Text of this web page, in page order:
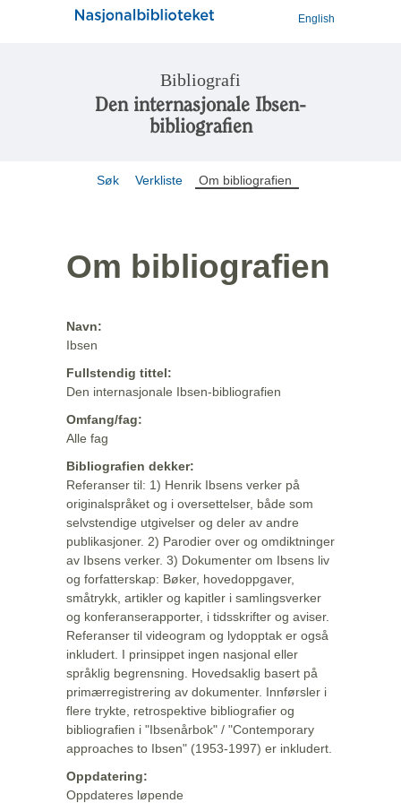
English
Bibliografi
Den internasjonale Ibsen-
bibliografien
Søk Verkliste Om bibliografien
Om bibliografien
Navn:
Ibsen
Fullstendig tittel:
Den internasjonale Ibsen-bibliografien
Omfang/fag:
Alle fag
Bibliografien dekker:
Referanser til: 1) Henrik Ibsens verker på
originalspråket og i oversettelser, både som
selvstendige utgivelser og deler av andre
publikasjoner. 2) Parodier over og omdiktninger
av Ibsens verker. 3) Dokumenter om Ibsens liv
og forfatterskap: Bøker, hovedoppgaver,
småtrykk, artikler og kapitler i samlingsverker
og konferanserapporter, i tidsskrifter og aviser.
Referanser til videogram og lydopptak er også
inkludert. I prinsippet ingen nasjonal eller
språklig begrensning. Hovedsaklig basert på
primærregistrering av dokumenter. Innførsler i
flere trykte, retrospektive bibliografier og
bibliografien i "Ibsenårbok" / "Contemporary
approaches to Ibsen" (1953-1997) er inkludert.
Oppdatering:
Oppdateres løpende